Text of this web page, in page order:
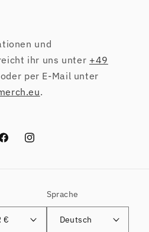
und
ihr uns unter +49
oder per E-Mail unter
.
FacebookInstagram
Deutschland | EUR €
Sprache
Deutsch